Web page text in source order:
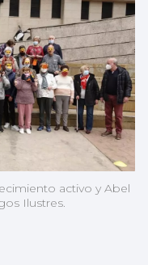
activo y Abel
Ilustres.